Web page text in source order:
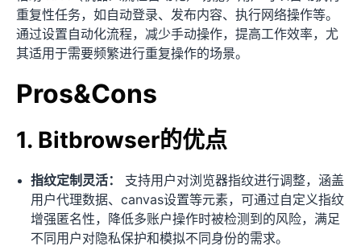
重复性任务，如自动登录、发布内容、执行网络操作等。
通过设置自动化流程，减少手动操作，提高工作效率，尤
其适用于需要频繁进行重复操作的场景。
Pros&Cons
1. Bitbrowser的优点
指纹定制灵活：
支持用户对浏览器指纹进行调整，涵盖
用户代理数据、canvas设置等元素，可通过自定义指纹
增强匿名性，降低多账户操作时被检测到的风险，满足
不同用户对隐私保护和模拟不同身份的需求。